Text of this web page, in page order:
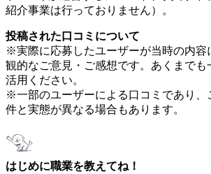
紹介事業は行っておりません）。
投稿された口コミについて
※実際に応募したユーザーが当時の内容
観的なご意見・ご感想です。あくまでも
活用ください。
※一部のユーザーによる口コミであり、
件と実態が異なる場合もあります。
はじめに職業を教えてね！